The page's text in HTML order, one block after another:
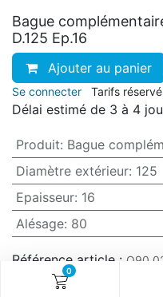
0
Bague
D.125 Ep.16
Ajouter au panier
Se connecter Tarifs
Délai estimé de 3 à 4
Produit: Bague
Diamètre extérieur: 125
Epaisseur: 16
Alésage: 80
Référence article :